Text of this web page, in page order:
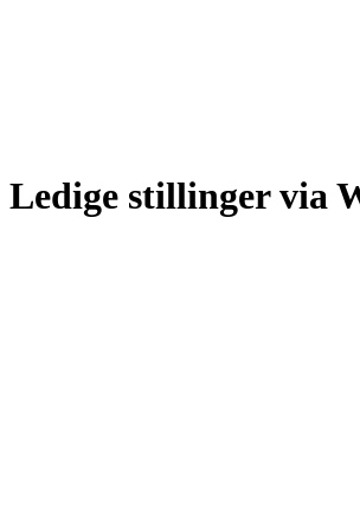
Ledige stillinger via